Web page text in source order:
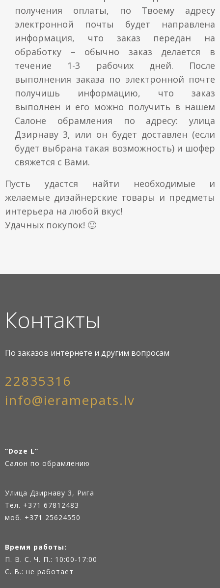
получения оплаты, по Твоему адресу
электронной почты будет направлена
информация, что заказ передан на
обработку – обычно заказ делается в
течение 1-3 рабочих дней. После
выполнения заказа по электронной почте
получишь информацию, что заказ
выполнен и его можно получить в нашем
Салоне обрамления по адресу: улица
Дзирнаву 3, или он будет доставлен (если
будет выбрана такая возможность) и шофер
свяжется с Вами.
Пусть удастся найти необходимые и
желаемые дизайнерские товары и предметы
интерьера на любой вкус!
Удачных покупок! 🙂
Контакты
По заказов интернете и другим вопросам
22835316
info@ieramepats.lv
”Doze L”
Салон по обрамлению
Улица Дзирнаву 3, Рига
Тел. +371 67812483
моб. +371 25624550
Время работы:
П. В. С. Ч. П.: 10:00-17:00
С. В.: не работает